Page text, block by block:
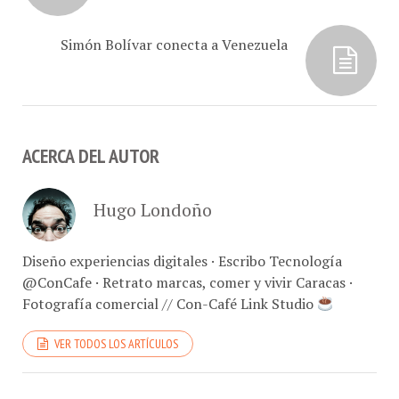
Simón Bolívar conecta a Venezuela
ACERCA DEL AUTOR
Hugo Londoño
Diseño experiencias digitales · Escribo Tecnología
@ConCafe · Retrato marcas, comer y vivir Caracas ·
Fotografía comercial // Con-Café Link Studio
VER TODOS LOS ARTÍCULOS